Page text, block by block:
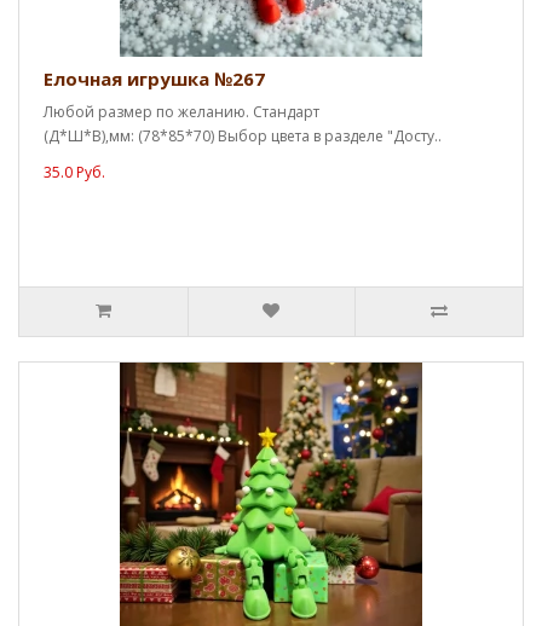
Елочная игрушка №267
Любой размер по желанию. Стандарт
(Д*Ш*В),мм: (78*85*70) Выбор цвета в разделе "Досту..
35.0 Руб.